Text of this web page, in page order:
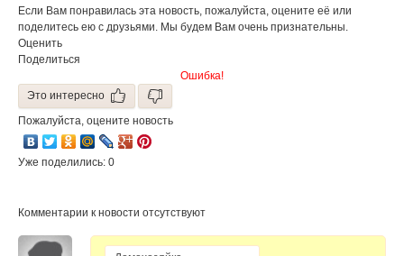
Если Вам понравилась эта новость, пожалуйста, оцените её или
поделитесь ею с друзьями. Мы будем Вам очень признательны.
Оценить
Поделиться
Ошибка!
Это интересно
Пожалуйста, оцените новость
Уже поделились: 0
Комментарии к новости отсутствуют